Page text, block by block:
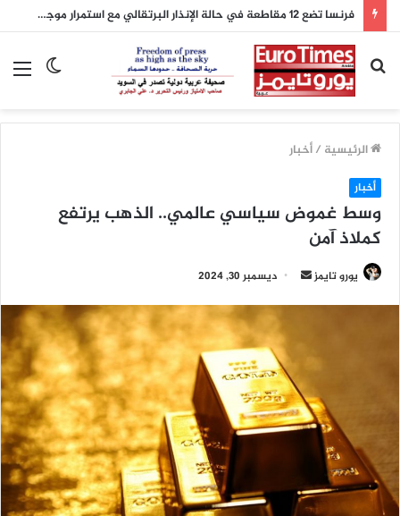
فرنسا تضع 12 مقاطعة في حالة الإنذار البرتقالي مع استمرار موجة الحر
الوضع
بحث
عن
الرئيسية /أخبار
أخبار
وسط غموض سياسي عالمي.. الذهب يرتفع
كملاذ آمن
يورو تايمز
أرسل ديسمبر 30, 2024